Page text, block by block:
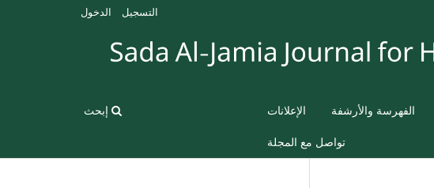
الفهرسة والأرشفة الإعلانات
تواصل مع المجلة
إبحث
التسجيل الدخول